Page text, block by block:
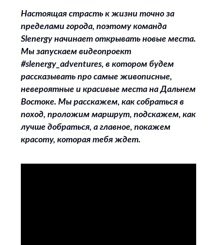
Настоящая страсть к жизни точно за
пределами города, поэтому команда
Slenergy начинает открывать новые места.
Мы запускаем видеопроект
#slenergy_adventures, в котором будем
рассказывать про самые живописные,
невероятные и красивые места на Дальнем
Востоке. Мы расскажем, как собраться в
поход, проложим маршрут, подскажем, как
лучше добраться, а главное, покажем
красоту, которая тебя ждет.